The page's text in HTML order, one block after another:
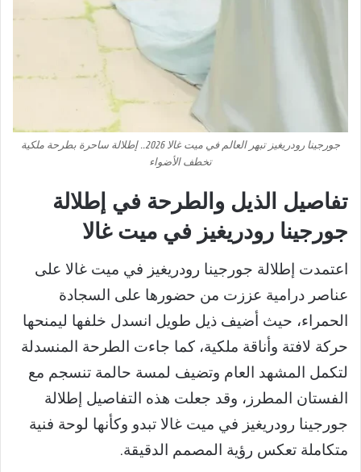
جورجينا رودريغيز تبهر العالم في ميت غالا 2026.. إطلالة ساحرة بطرحة ملكية
تخطف الأضواء
تفاصيل الذيل والطرحة في إطلالة
جورجينا رودريغيز في ميت غالا
اعتمدت إطلالة جورجينا رودريغيز في ميت غالا على
عناصر درامية عززت من حضورها على السجادة
الحمراء، حيث أضيف ذيل طويل انسدل خلفها ليمنحها
حركة لافتة وأناقة ملكية، كما جاءت الطرحة المنسدلة
لتكمل المشهد العام وتضيف لمسة حالمة تنسجم مع
الفستان المطرز، وقد جعلت هذه التفاصيل إطلالة
جورجينا رودريغيز في ميت غالا تبدو وكأنها لوحة فنية
متكاملة تعكس رؤية المصمم الدقيقة.